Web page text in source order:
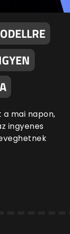
mai napon,
ingyenes